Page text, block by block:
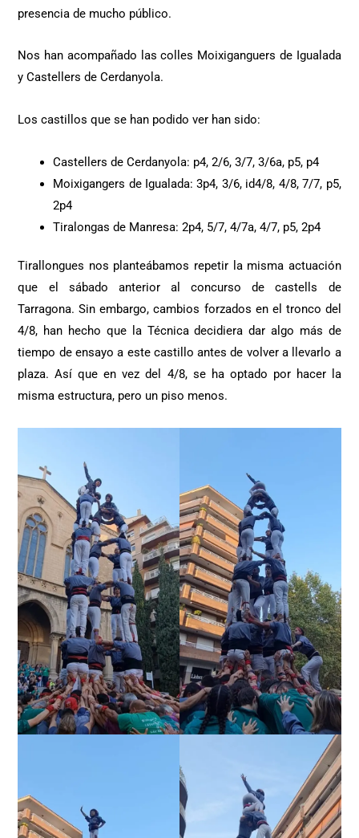
presencia de mucho público.
Nos han acompañado las colles Moixiganguers de Igualada
y Castellers de Cerdanyola.
Los castillos que se han podido ver han sido:
Castellers de Cerdanyola: p4, 2/6, 3/7, 3/6a, p5, p4
Moixigangers de Igualada: 3p4, 3/6, id4/8, 4/8, 7/7, p5,
2p4
Tiralongas de Manresa: 2p4, 5/7, 4/7a, 4/7, p5, 2p4
Tirallongues nos planteábamos repetir la misma actuación
que el sábado anterior al concurso de castells de
Tarragona. Sin embargo, cambios forzados en el tronco del
4/8, han hecho que la Técnica decidiera dar algo más de
tiempo de ensayo a este castillo antes de volver a llevarlo a
plaza. Así que en vez del 4/8, se ha optado por hacer la
misma estructura, pero un piso menos.